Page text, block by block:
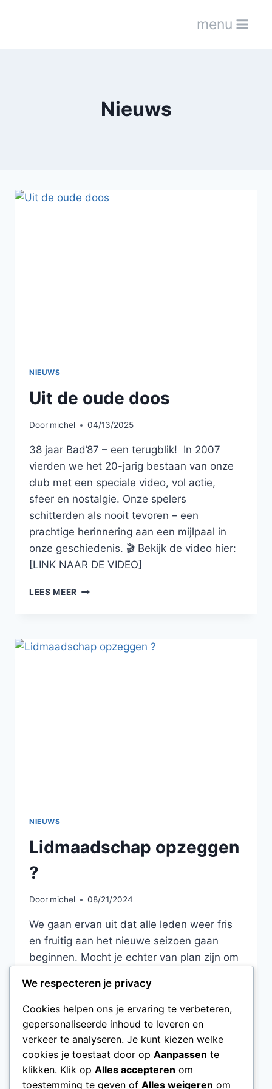
menu
Nieuws
NIEUWS
Uit de oude doos
Door michel 04/13/2025
38 jaar Bad’87 – een terugblik! In 2007
vierden we het 20-jarig bestaan van onze
club met een speciale video, vol actie,
sfeer en nostalgie. Onze spelers
schitterden als nooit tevoren – een
prachtige herinnering aan een mijlpaal in
onze geschiedenis. 🎬 Bekijk de video hier:
[LINK NAAR DE VIDEO]
LEES MEER
NIEUWS
Lidmaadschap opzeggen
?
Door michel 08/21/2024
We gaan ervan uit dat alle leden weer fris
en fruitig aan het nieuwe seizoen gaan
beginnen. Mocht je echter van plan zijn om
op tijd door aan het secretariaat
(info@bad87.nl). Op die manier kunnen wij
de nodige aanpassingen doen en ruimte
maken voor nieuwe leden die…
LEES MEER
We respecteren je privacy
Cookies helpen ons je ervaring te verbeteren,
gepersonaliseerde inhoud te leveren en
verkeer te analyseren. Je kunt kiezen welke
cookies je toestaat door op Aanpassen te
klikken. Klik op Alles accepteren om
toestemming te geven of Alles weigeren om